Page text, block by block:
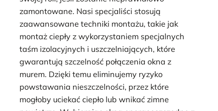
zamontowane. Nasi specjaliści stosują
zaawansowane techniki montażu, takie jak
montaż ciepły z wykorzystaniem specjalnych
taśm izolacyjnych i uszczelniających, które
gwarantują szczelność połączenia okna z
murem. Dzięki temu eliminujemy ryzyko
powstawania nieszczelności, przez które
mogłoby uciekać ciepło lub wnikać zimne